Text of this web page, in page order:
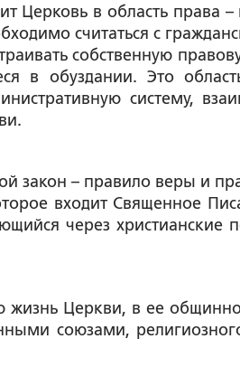
Церковь в область права –
считаться с
собственную
в обуздании. Это
систему,
закон – правило веры и
входит Священное
через христианские
Церкви, в ее
союзами,